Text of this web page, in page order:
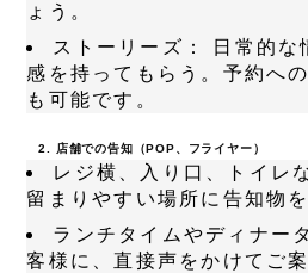
ょう。
ストーリーズ：
日常的な
感を持ってもらう。予約へ
も可能です。
2. 店舗での告知（POP、フライヤー）
レジ横、入り口、トイレ
留まりやすい場所に告知物
ランチタイムやディナー
客様に、直接声をかけてご